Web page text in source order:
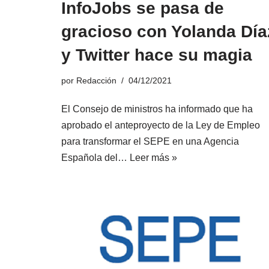
InfoJobs se pasa de
gracioso con Yolanda
y Twitter hace su magia
por Redacción 04/12/2021
El Consejo de ministros ha informado que ha
aprobado el anteproyecto de la Ley de Empleo
para transformar el SEPE en una Agencia
Española del… Leer más »